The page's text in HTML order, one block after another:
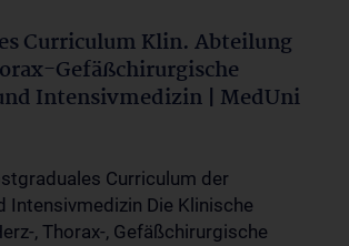
Curriculum Klin. Abteilung
Gefäßchirurgische
Intensivmedizin | MedUni
Curriculum der
Intensivmedizin Die Klinische
, Thorax-, Gefäßchirurgische